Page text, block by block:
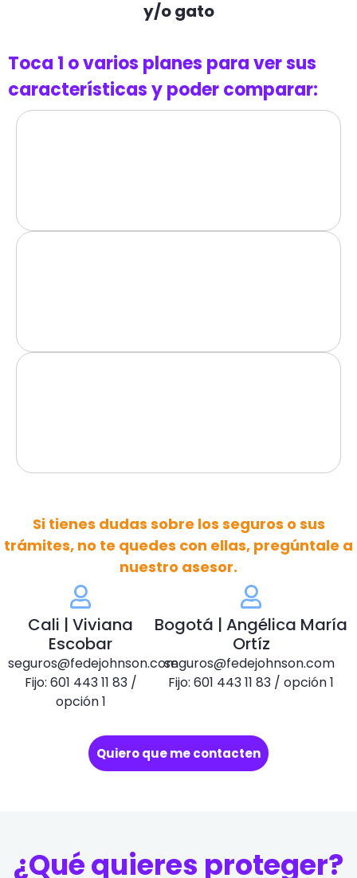
y/o gato
Toca 1 o varios planes para ver sus
características y poder comparar:
Si tienes dudas sobre los seguros o sus
trámites, no te quedes con ellas, pregúntale a
nuestro asesor.
Cali | Viviana
Escobar
seguros@fedejohnson.com
Fijo: 601 443 11 83 /
opción 1
Bogotá | Angélica María
Ortíz
seguros@fedejohnson.com
Fijo: 601 443 11 83 / opción 1
Quiero que me contacten
¿Qué quieres proteger?